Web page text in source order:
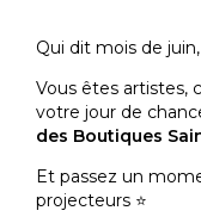
Qui dit mois de
Vous êtes artistes,
votre jour de
des Boutiques
Et passez un
projecteurs ⭐️